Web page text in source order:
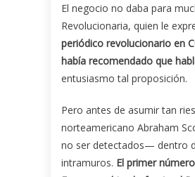
El negocio no daba para
Revolucionaria, quien le
periódico revolucionario en
había recomendado que
entusiasmo tal proposición.
Pero antes de asumir tan
norteamericano Abraham
no ser detectados— dentro
intramuros. El primer